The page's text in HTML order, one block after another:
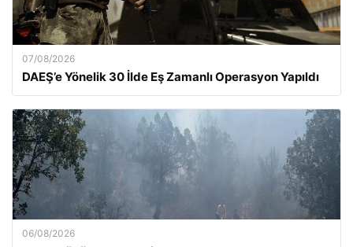
07/08/2026
DAEŞ’e Yönelik 30 İlde Eş Zamanlı Operasyon Yapıldı
06/08/2026